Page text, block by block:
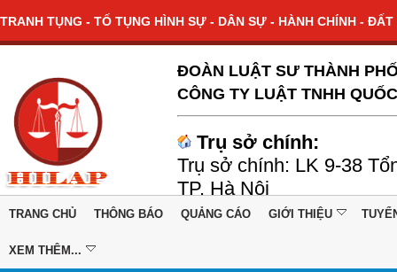
TRANH TỤNG - TỐ TỤNG HÌNH SỰ - DÂN SỰ - HÀNH CHÍNH -
ĐOÀN LUẬT SƯ THÀNH
CÔNG TY LUẬT TNHH
Trụ sở chính:
Trụ sở chính: LK 9-38
TP. Hà Nội
TRANG CHỦ THÔNG BÁO QUẢNG CÁO GIỚI THIỆU
XEM THÊM...